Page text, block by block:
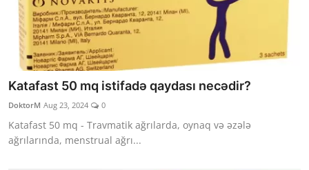
Katafast 50 mq istifadə qaydası necədir?
DoktorM Aug 23, 2024 0
Katafast 50 mq - Travmatik ağrılarda, oynaq və əzələ
ağrılarında, menstrual ağrı...